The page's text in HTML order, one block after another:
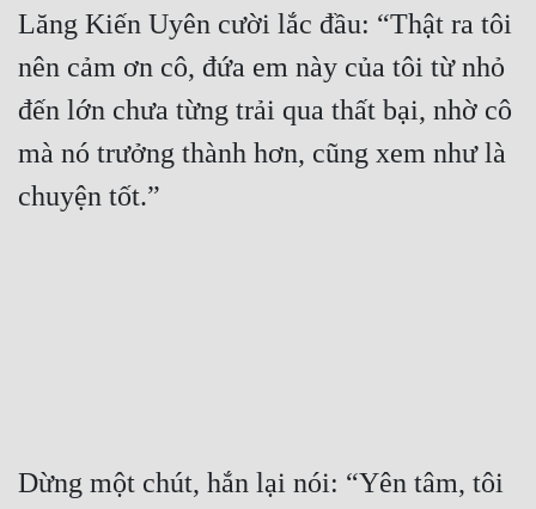
Lăng Kiến Uyên cười lắc đầu: “Thật ra tôi
nên cảm ơn cô, đứa em này của tôi từ nhỏ
đến lớn chưa từng trải qua thất bại, nhờ cô
mà nó trưởng thành hơn, cũng xem như là
chuyện tốt.”
Dừng một chút, hắn lại nói: “Yên tâm, tôi